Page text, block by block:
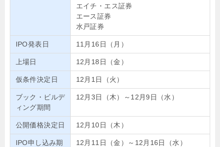
エイチ・エス証券
エース証券
水戸証券
IPO発表日 11月16日（月）
上場日 12月18日（金）
仮条件決定日 12月1日（火）
ブック・ビルデ
ィング期間
12月3日（木）～12月9日（水）
公開価格決定日 12月10日（木）
IPO申し込み期
12月11日（金）～12月16日（水）